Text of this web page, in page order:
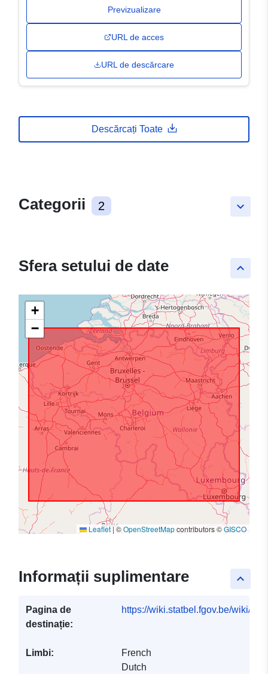
Previzualizare
URL de acces
URL de descărcare
Descărcați Toate
keyboard_arrow_down
Categorii 2
keyboard_arrow_up
Sfera setului de date
+
−
Leaflet|©OpenStreetMapcontributors ©GISCO
keyboard_arrow_up
Informații suplimentare
Pagina de
destinație:
https://wiki.statbel.fgov.be/wiki/
Limbi:
French
Dutch